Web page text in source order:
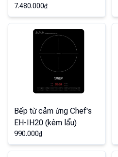
7.480.000₫
Bếp từ cảm ứng Chef's
EH-IH20 (kèm lẩu)
990.000₫